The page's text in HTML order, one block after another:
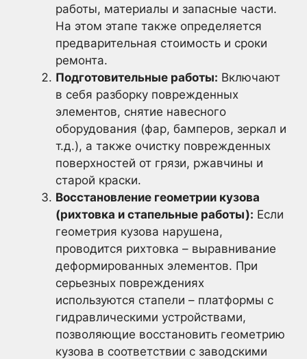
работы, материалы и запасные части.
На этом этапе также определяется
предварительная стоимость и сроки
ремонта.
Подготовительные работы: Включают
в себя разборку поврежденных
элементов, снятие навесного
оборудования (фар, бамперов, зеркал и
т.д.), а также очистку поврежденных
поверхностей от грязи, ржавчины и
старой краски.
Восстановление геометрии кузова
(рихтовка и стапельные работы): Если
геометрия кузова нарушена,
проводится рихтовка – выравнивание
деформированных элементов. При
серьезных повреждениях
используются стапели – платформы с
гидравлическими устройствами,
позволяющие восстановить геометрию
кузова в соответствии с заводскими